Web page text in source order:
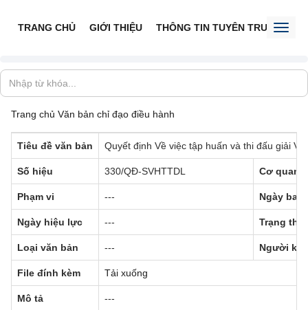
TRANG CHỦ GIỚI THIỆU THÔNG TIN TUYÊN TRUYỀN
Trang chủ Văn bản chỉ đạo điều hành
Tiêu đề văn bản Quyết định Về việc tập huấn và thi đấu giải
Số hiệu 330/QĐ-SVHTTDL Cơ quan
Phạm vi --- Ngày ban
Ngày hiệu lực --- Trạng thái
Loại văn bản --- Người ký
File đính kèm Tải xuống
Mô tả ---